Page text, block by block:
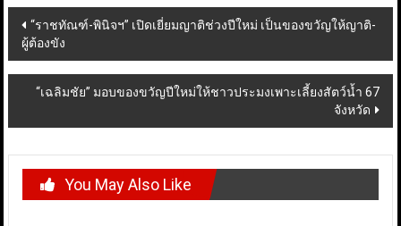
Post
navigation
“ราชทัณฑ์-พินิจฯ” เปิดเยี่ยมญาติช่วงปีใหม่ เป็นของขวัญให้ญาติ-
ผู้ต้องขัง
“เฉลิมชัย” มอบของขวัญปีใหม่ให้ชาวประมงเพาะเลี้ยงสัตว์น้ำ 67
จังหวัด
You May Also Like